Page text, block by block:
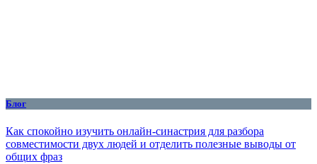
Блог
Как спокойно изучить онлайн-синастрия для разбора
совместимости двух людей и отделить полезные выводы от
общих фраз